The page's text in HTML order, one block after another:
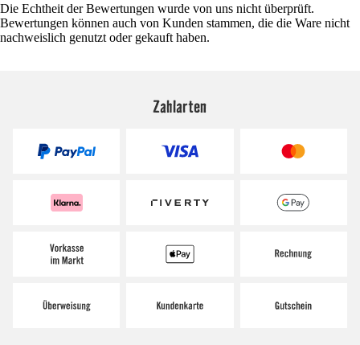
Die Echtheit der Bewertungen wurde von uns nicht überprüft.
Bewertungen können auch von Kunden stammen, die die Ware nicht
nachweislich genutzt oder gekauft haben.
Zahlarten